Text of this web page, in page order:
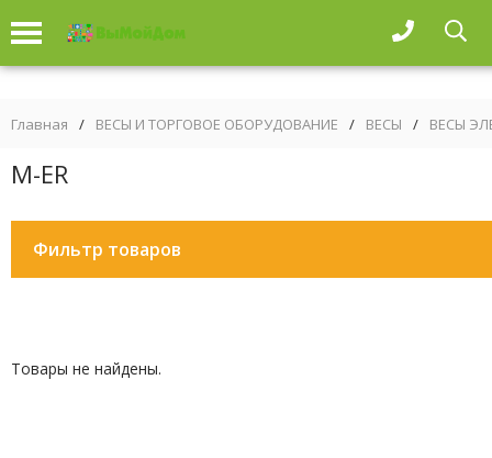
Главная / ВЕСЫ И ТОРГОВОЕ ОБОРУДОВАНИЕ / ВЕСЫ / ВЕСЫ
M-ER
Фильтр товаров
Товары не найдены.